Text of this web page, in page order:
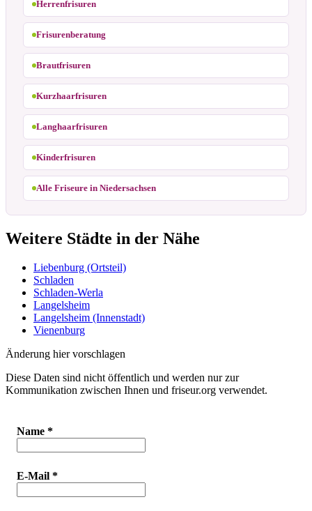
Herrenfrisuren
Frisurenberatung
Brautfrisuren
Kurzhaarfrisuren
Langhaarfrisuren
Kinderfrisuren
Alle Friseure in Niedersachsen
Weitere Städte in der Nähe
Liebenburg (Ortsteil)
Schladen
Schladen-Werla
Langelsheim
Langelsheim (Innenstadt)
Vienenburg
Änderung hier vorschlagen
Diese Daten sind nicht öffentlich und werden nur zur
Kommunikation zwischen Ihnen und friseur.org verwendet.
Name *
E-Mail *